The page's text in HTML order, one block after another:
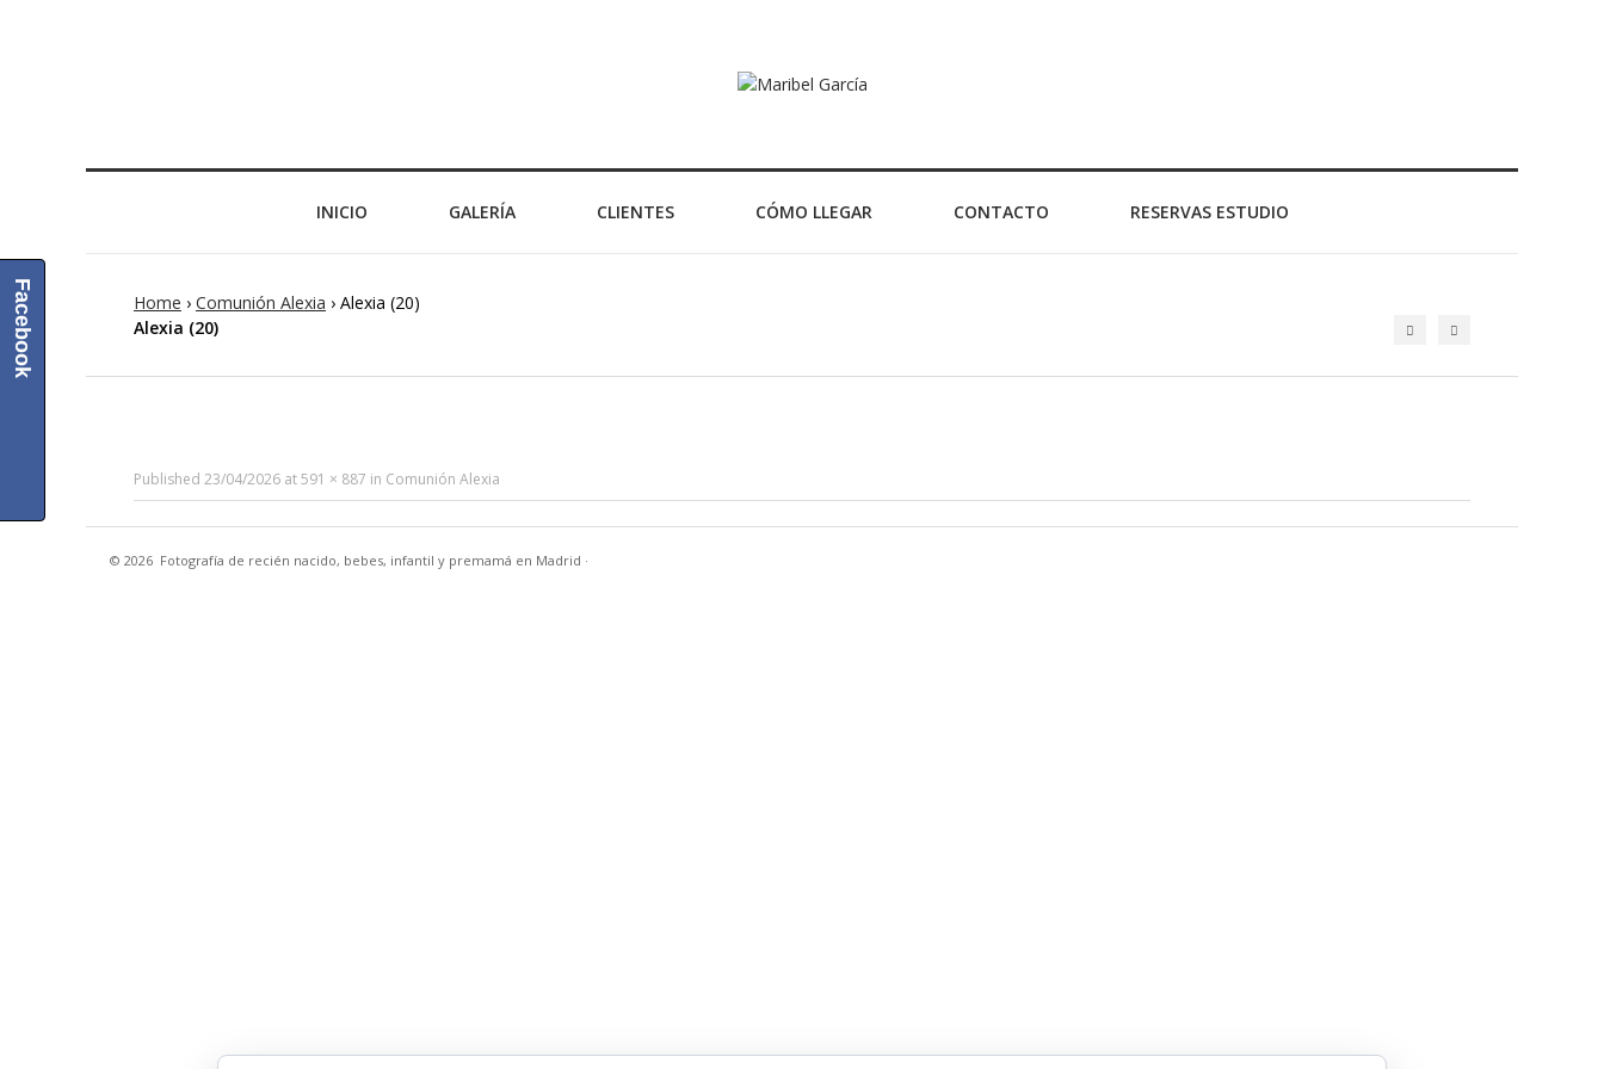
INICIO GALERÍA CLIENTES CÓMO LLEGAR CONTACTO RESERVAS ESTUDIO
Home › Comunión Alexia › Alexia (20)
Alexia (20)
Published 23/04/2026 at591 × 887 in Comunión Alexia
© 2026 Fotografía de recién nacido, bebes, infantil y premamá en Madrid ·
Facebook